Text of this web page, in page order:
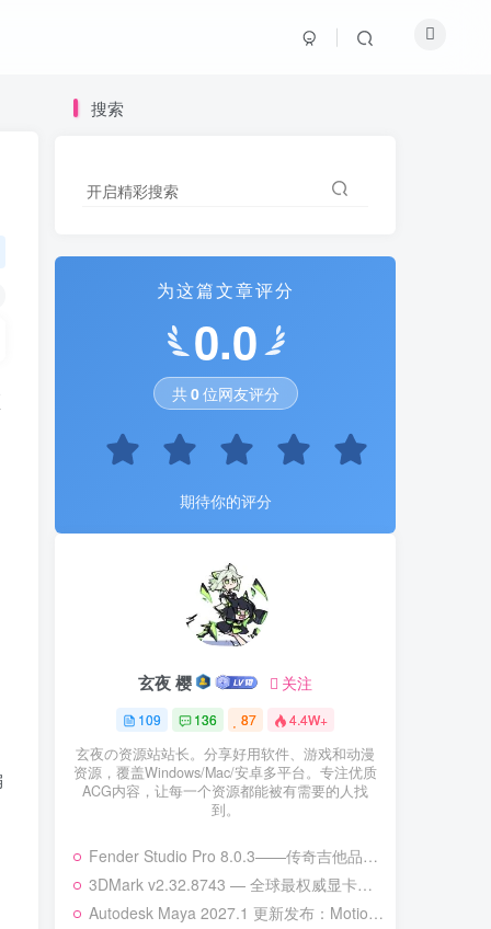
搜索
开启精彩搜索
为这篇文章评分
0.0
共0位网友评分
期待你的评分
玄夜 樱 关注
109 136 87 4.4W+
玄夜の资源站站长。分享好用软件、游戏和动漫
资源，覆盖Windows/Mac/安卓多平台。专注优质
ACG内容，让每一个资源都能被有需要的人找
到。
Fender Studio Pro 8.0.3——传奇吉他品牌的新一代数字音频工作站
3DMark v2.32.8743 — 全球最权威显卡性能基准测试工具 | 次世代硬件全面适配
Autodesk Maya 2027.1 更新发布：MotionMaker 增强、Bifrost 升级与更多改进